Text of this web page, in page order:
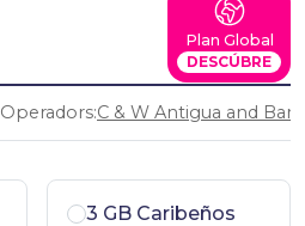
Plan Global
DESCÚBRE
Operadors:
3 GB Caribeños